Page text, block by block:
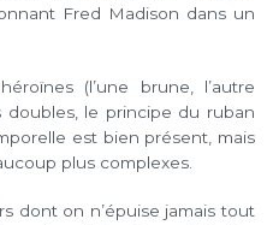
Fred Madison dans un
(l’une brune, l’autre
le principe du ruban
est bien présent, mais
plus complexes.
dont on n’épuise jamais tout